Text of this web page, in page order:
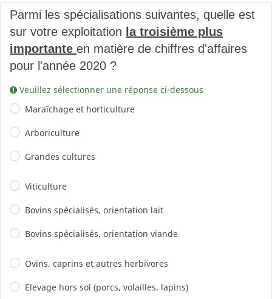
Parmi les spécialisations suivantes, quelle est
sur votre exploitation la troisième plus
importante en matière de chiffres d'affaires
pour l'année 2020 ?
Veuillez sélectionner une réponse ci-dessous
Maraîchage et horticulture
Arboriculture
Grandes cultures
Viticulture
Bovins spécialisés, orientation lait
Bovins spécialisés, orientation viande
Ovins, caprins et autres herbivores
Elevage hors sol (porcs, volailles, lapins)